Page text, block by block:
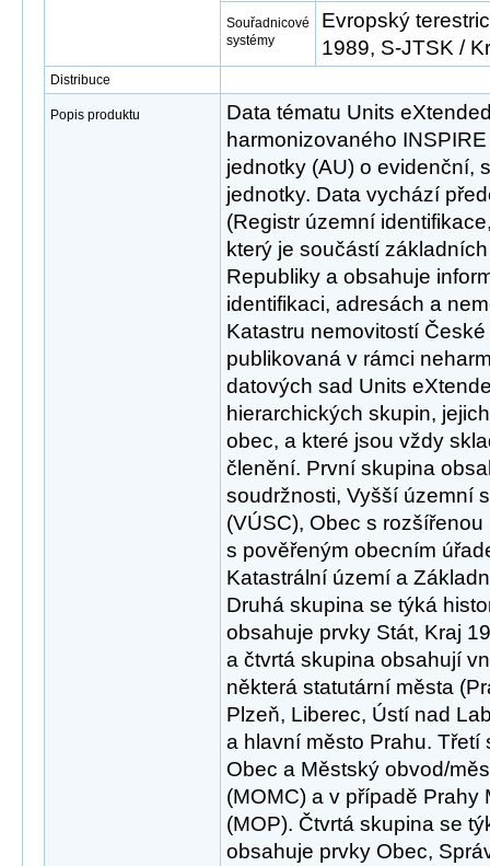
Souřadnicové
systémy
Evropský
1989, S-JTSK /
Distribuce
Popis produktu
Data tématu Units
harmonizovaného
jednotky (AU) o evidenční,
jednotky. Data vychází
(Registr územní
který je součástí
Republiky a obsahuje
identifikaci, adresách a
Katastru nemovitostí
publikovaná v rámci
datových sad Units
hierarchických skupin,
obec, a které jsou vždy
členění. První skupina
soudržnosti, Vyšší územní
(VÚSC), Obec s
s pověřeným obecním
Katastrální území a
Druhá skupina se týká
obsahuje prvky Stát, Kraj
a čtvrtá skupina obsahují
některá statutární města
Plzeň, Liberec, Ústí nad
a hlavní město Prahu.
Obec a Městský obvod/
(MOMC) a v případě Prahy
(MOP). Čtvrtá skupina se
obsahuje prvky Obec,